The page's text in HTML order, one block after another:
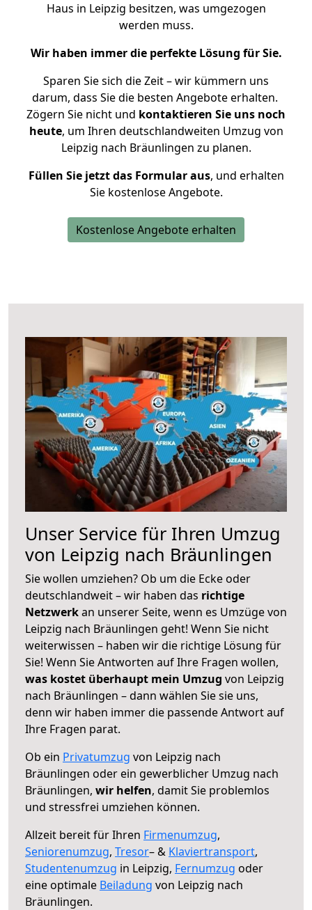
Haus in Leipzig besitzen, was umgezogen
werden muss.
Wir haben immer die perfekte Lösung für Sie.
Sparen Sie sich die Zeit – wir kümmern uns
darum, dass Sie die besten Angebote erhalten.
Zögern Sie nicht und kontaktieren Sie uns noch
heute, um Ihren deutschlandweiten Umzug von
Leipzig nach Bräunlingen zu planen.
Füllen Sie jetzt das Formular aus, und erhalten
Sie kostenlose Angebote.
Kostenlose Angebote erhalten
Unser Service für Ihren Umzug
von Leipzig nach Bräunlingen
Sie wollen umziehen? Ob um die Ecke oder
deutschlandweit – wir haben das richtige
Netzwerkan unserer Seite, wenn es Umzüge von
Leipzig nach Bräunlingen geht! Wenn Sie nicht
weiterwissen – haben wir die richtige Lösung für
Sie! Wenn Sie Antworten auf Ihre Fragen wollen,
was kostet überhaupt mein Umzug von Leipzig
nach Bräunlingen – dann wählen Sie sie uns,
denn wir haben immer die passende Antwort auf
Ihre Fragen parat.
Ob ein Privatumzug von Leipzig nach
Bräunlingen oder ein gewerblicher Umzug nach
Bräunlingen, wir helfen, damit Sie problemlos
und stressfrei umziehen können.
Allzeit bereit für Ihren Firmenumzug,
Seniorenumzug, Tresor– & Klaviertransport,
Studentenumzug in Leipzig, Fernumzug oder
eine optimale Beiladung von Leipzig nach
Bräunlingen.